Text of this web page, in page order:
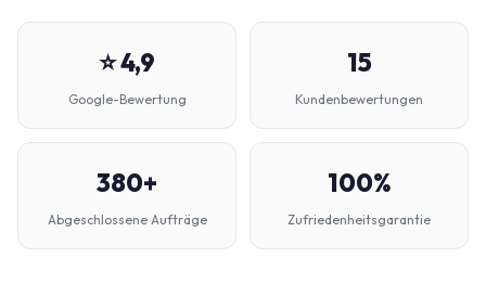
⭐ 4,9
Google-Bewertung
15
Kundenbewertungen
380+
Abgeschlossene Aufträge
100%
Zufriedenheitsgarantie